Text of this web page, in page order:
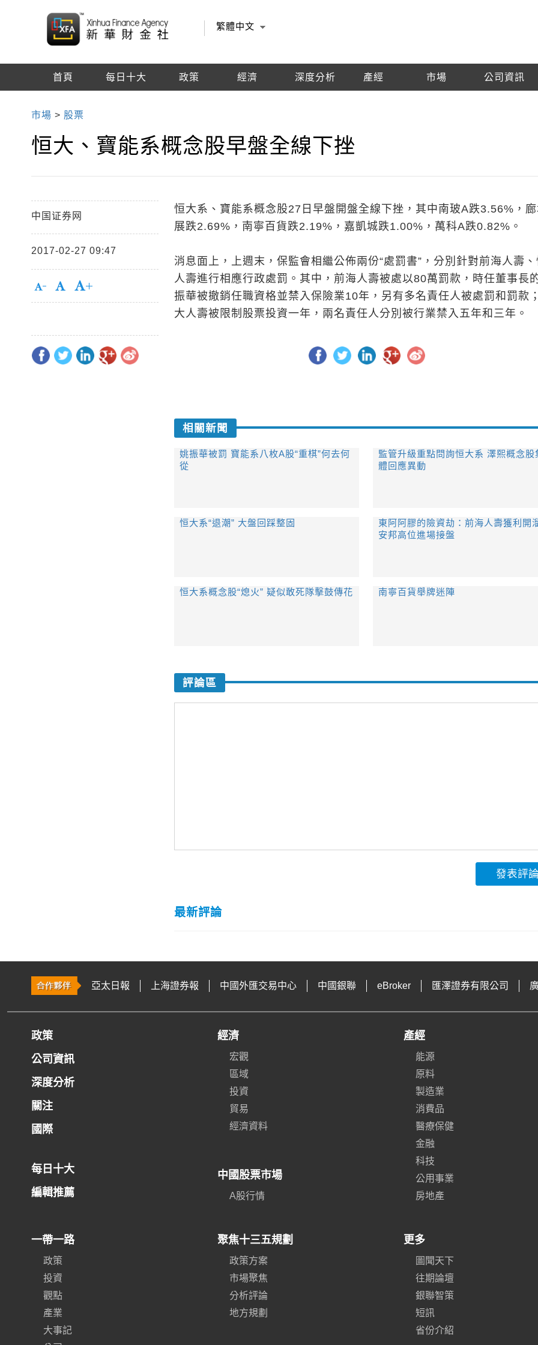
繁體中文
首頁 每日十大 政策 經濟 深度分析 產經 市場 公司資訊
市場 > 股票
恒大、寶能系概念股早盤全線下挫
中国证券网
2017-02-27 09:47
恒大系、寶能系概念股27日早盤開盤全線下挫，其中南玻A跌3.56%，
展跌2.69%，南寧百貨跌2.19%，嘉凱城跌1.00%，萬科A跌0.82%。
消息面上，上週末，保監會相繼公佈兩份“處罰書”，分別針對前海人壽、
人壽進行相應行政處罰。其中，前海人壽被處以80萬罰款，時任董事長
振華被撤銷任職資格並禁入保險業10年，另有多名責任人被處罰和罰款
大人壽被限制股票投資一年，兩名責任人分別被行業禁入五年和三年。
相關新聞
姚振華被罰 寶能系八枚A股“重棋”何去何
從
監管升級重點問詢恒大系 澤熙概念股
體回應異動
恒大系“退潮” 大盤回踩整固
東阿阿膠的險資劫：前海人壽獲利開
安邦高位進場接盤
恒大系概念股“熄火” 疑似敢死隊擊鼓傳花 南寧百貨舉牌迷陣
評論區
發表評論
最新評論
亞太日報 上海證券報 中國外匯交易中心 中國銀聯 eBroker 匯澤證券有限公司
政策
公司資訊
深度分析
關注
國際
每日十大
編輯推薦
經濟
宏觀
區域
投資
貿易
經濟資料
中國股票市場
A股行情
產經
能源
原料
製造業
消費品
醫療保健
金融
科技
公用事業
房地產
一帶一路
政策
投資
觀點
產業
大事記
聚焦十三五規劃
政策方案
市場聚焦
分析評論
地方規劃
更多
圖聞天下
往期論壇
銀聯智策
短訊
省份介紹